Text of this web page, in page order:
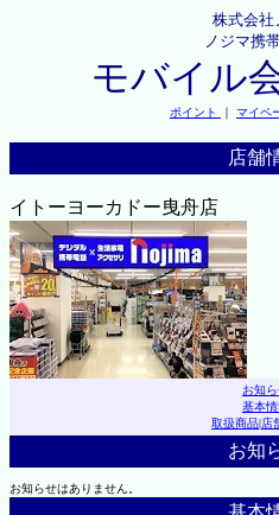
株式会社
ノジマ携
モバイル
ポイント ｜ マイペ
店舗
イトーヨーカドー曳舟店
お知
基本情
取扱商品|店
お知
お知らせはありません。